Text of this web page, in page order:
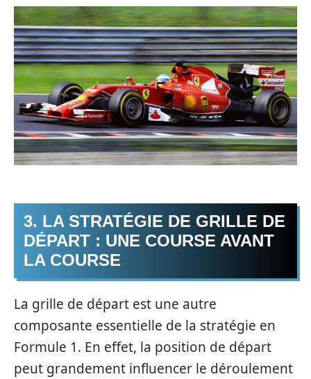
3. LA STRATÉGIE DE GRILLE DE
DÉPART : UNE COURSE AVANT
LA COURSE
La grille de départ est une autre
composante essentielle de la stratégie en
Formule 1. En effet, la position de départ
peut grandement influencer le déroulement